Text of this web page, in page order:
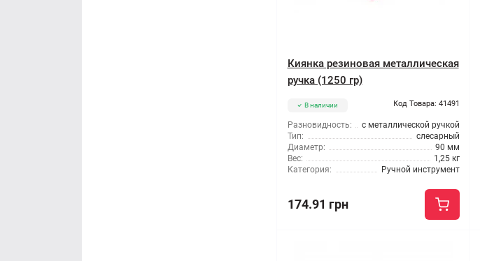
Киянка резиновая металлическая
ручка (1250 гр)
В наличии Код Товара: 41491
Разновидность:
с металлической ручкой
Тип:
слесарный
Диаметр:
90 мм
Вес:
1,25 кг
Категория:
Ручной инструмент
174.91 грн